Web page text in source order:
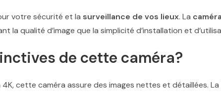
votre sécurité et la surveillance de vos lieux. La
qualité d’image que la simplicité d’installation et
de cette caméra?
cette caméra assure des images nettes et détaillées. La